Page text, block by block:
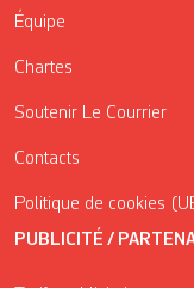
Équipe
Chartes
Soutenir Le Courrier
Contacts
Politique de cookies
PUBLICITÉ /